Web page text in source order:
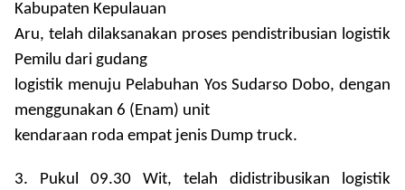
Kabupaten Kepulauan
Aru, telah dilaksanakan proses pendistribusian logistik
Pemilu dari gudang
logistik menuju Pelabuhan Yos Sudarso Dobo, dengan
menggunakan 6 (Enam) unit
kendaraan roda empat jenis Dump truck.
3. Pukul 09.30 Wit, telah didistribusikan logistik